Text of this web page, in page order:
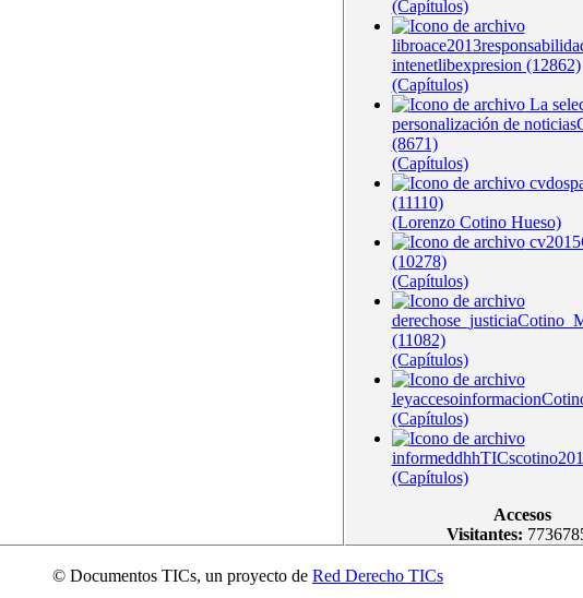
(Capítulos)
intenetlibexpresion (12862)
(Capítulos)
La
personalización de
(8671)
(Capítulos)
(11110)
(Lorenzo Cotino Hueso)
(10278)
(Capítulos)
(11082)
(Capítulos)
(Capítulos)
(Capítulos)
Accesos
Visitantes:
© Documentos TICs, un proyecto de Red Derecho TICs